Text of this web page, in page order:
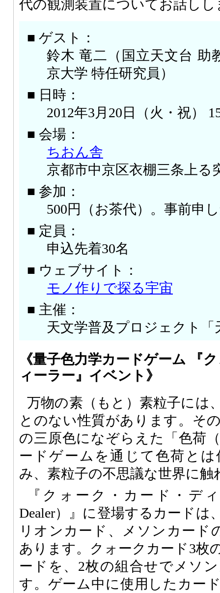
代の観測装置についてお話しし
■ ゲスト：
鈴木 竜二（国立天文台 助
京大学 特任研究員）
■ 日時：
2012年3月20日（火・祝）
■ 会場：
ちおん舎
京都市中京区衣棚三条上る
■ 参加：
500円（お茶代）。事前申
■ 定員：
申込先着30名
■ ウェブサイト：
モノ作りで探る宇宙
■ 主催：
天文学普及プロジェクト「
《量子色力学カードゲーム 『
ィーラー』イベント》
万物の素（もと）素粒子には
とのない性質があります。そ
の三原色になぞらえた「色荷
ードゲームを通じて色荷と
み、素粒子の不思議な世界に
『クォーク・カード・デ
Dealer）』に登場するカードは
リオンカード、メソンカード
あります。クォークカード3枚
ードを、2枚の組合せでメソ
す。ゲーム中に使用したカー